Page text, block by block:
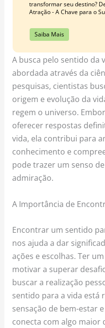
transformar seu destino?
Atração - A Chave para o
Saiba Mais
A busca pelo sentido da
abordada através da
pesquisas, cientistas
origem e evolução da
regem o universo.
oferecer respostas
vida, ela contribui para
conhecimento e
pode trazer um senso
admiração.
A Importância de
Encontrar um sentido
nos ajuda a dar
ações e escolhas. Ter
motivar a superar
buscar a realização
sentido para a vida está
sensação de bem-estar
conecta com algo maior